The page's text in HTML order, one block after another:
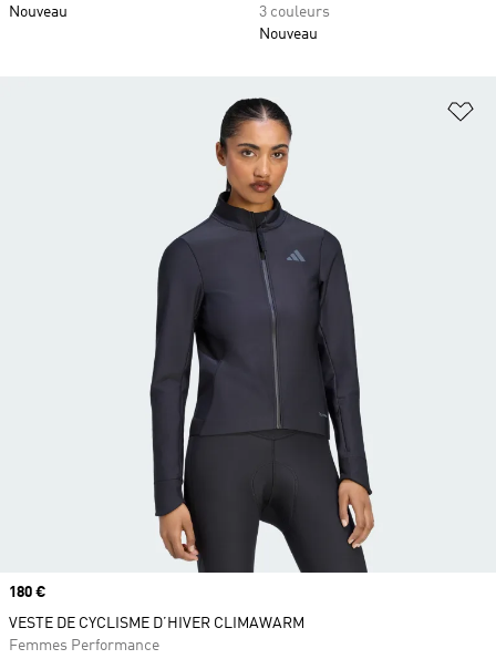
Nouveau
3 couleurs
Nouveau
Prix
180 €
VESTE DE CYCLISME D’HIVER CLIMAWARM
Femmes Performance